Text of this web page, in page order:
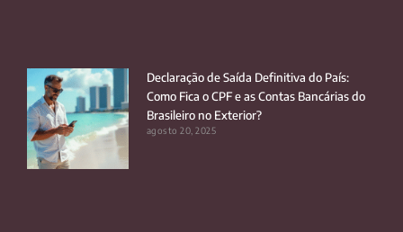
Declaração de Saída Definitiva do País:
Como Fica o CPF e as Contas Bancárias do
Brasileiro no Exterior?
agosto 20, 2025